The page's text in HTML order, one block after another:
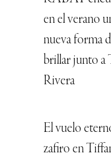
en el verano
nueva forma
brillar junto a
Rivera
El vuelo
zafiro en